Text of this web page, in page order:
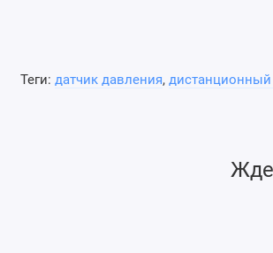
Теги: датчик давления, дистанционный